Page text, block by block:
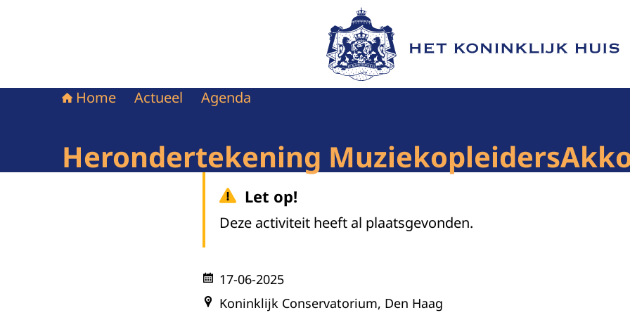
Naar de homepage van Het Koninklijk Huis
Home Actueel Agenda
Herondertekening
Let op!
Deze activiteit heeft al plaatsgevonden.
17-06-2025
Koninklijk Conservatorium, Den Haag